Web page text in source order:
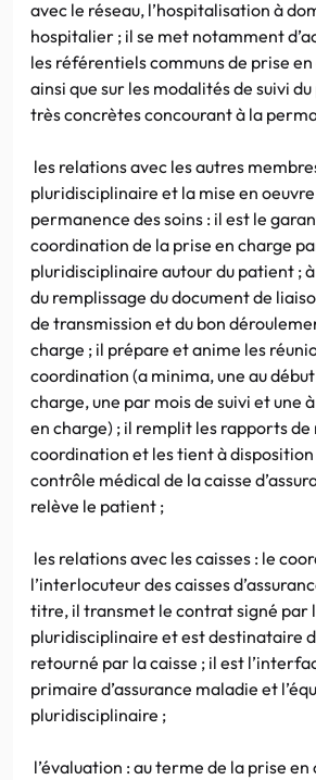
avec le réseau, l’hospitalisation à
hospitalier ; il se met notamment
les référentiels communs de prise
ainsi que sur les modalités de suivi
très concrètes concourant à la
les relations avec les autres
pluridisciplinaire et la mise en
permanence des soins : il est le
coordination de la prise en charge
pluridisciplinaire autour du patient ; à
du remplissage du document de
de transmission et du bon
charge ; il prépare et anime les
coordination (a minima, une au
charge, une par mois de suivi et une
en charge) ; il remplit les rapports de
coordination et les tient à disposition
contrôle médical de la caisse
relève le patient ;
les relations avec les caisses : le
l’interlocuteur des caisses
titre, il transmet le contrat signé par
pluridisciplinaire et est destinataire
retourné par la caisse ; il est
primaire d’assurance maladie et
pluridisciplinaire ;
l’évaluation : au terme de la prise